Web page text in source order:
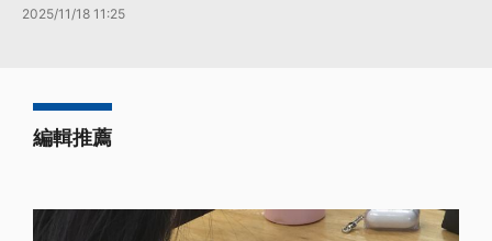
2025/11/18 11:25
編輯推薦